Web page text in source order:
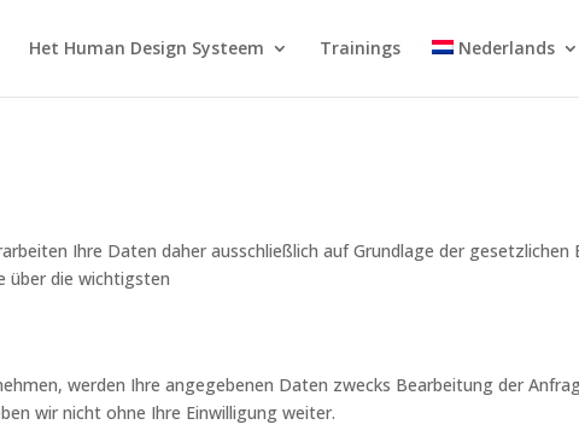
Het Human Design Systeem Trainings Nederlands
Ihre Daten daher ausschließlich auf Grundlage der gesetzlichen
über die wichtigsten
werden Ihre angegebenen Daten zwecks Bearbeitung der
wir nicht ohne Ihre Einwilligung weiter.